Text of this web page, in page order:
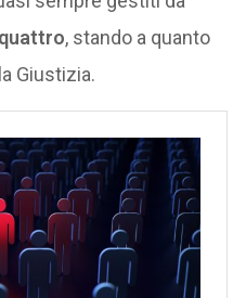
quattro, stando a quanto
Giustizia.